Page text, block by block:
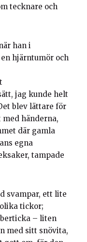
tecknare och
han i
hjärntumör och
jag kunde helt
blev lättare för
händerna,
där gamla
egna
tampade
svampar, ett lite
tickor;
– liten
med sitt snövita,